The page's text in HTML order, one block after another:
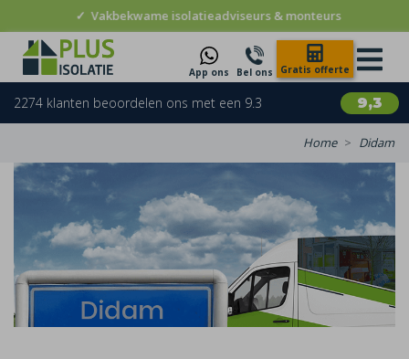
✓ Vakbekwame isolatieadviseurs & monteurs
App ons Bel ons Gratis offerte
9,3
2274 klanten beoordelen ons met een 9.3
Home Didam